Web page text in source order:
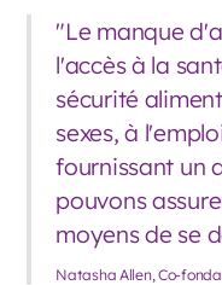
"Le manque
l'accès à la
sécurité
sexes, à
fournissant un
pouvons
moyens de se
Natasha Allen, Co-